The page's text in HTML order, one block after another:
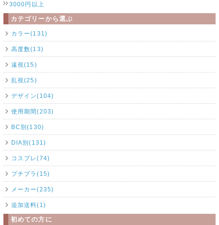
3000円以上
カテゴリーから選ぶ
カラー(131)
高度数(13)
遠視(15)
乱視(25)
デザイン(104)
使用期間(203)
BC別(130)
DIA別(131)
コスプレ(74)
プチプラ(15)
メーカー(235)
追加送料(1)
初めての方に